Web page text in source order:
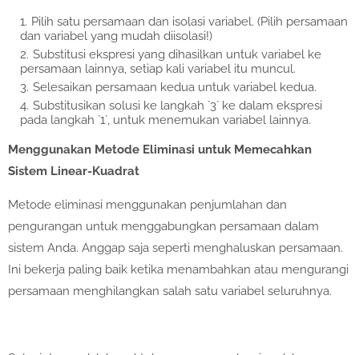
Pilih satu persamaan dan isolasi variabel. (Pilih persamaan
dan variabel yang mudah diisolasi!)
Substitusi ekspresi yang dihasilkan untuk variabel ke
persamaan lainnya, setiap kali variabel itu muncul.
Selesaikan persamaan kedua untuk variabel kedua.
Substitusikan solusi ke langkah `3` ke dalam ekspresi
pada langkah `1`, untuk menemukan variabel lainnya.
Menggunakan Metode Eliminasi untuk Memecahkan
Sistem Linear-Kuadrat
Metode eliminasi menggunakan penjumlahan dan
pengurangan untuk menggabungkan persamaan dalam
sistem Anda. Anggap saja seperti menghaluskan persamaan.
Ini bekerja paling baik ketika menambahkan atau mengurangi
persamaan menghilangkan salah satu variabel seluruhnya.